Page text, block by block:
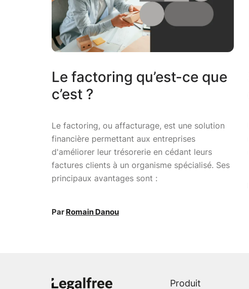
Le factoring qu’est-ce que
c’est ?
Le factoring, ou affacturage, est une solution
financière permettant aux entreprises
d'améliorer leur trésorerie en cédant leurs
factures clients à un organisme spécialisé. Ses
principaux avantages sont :
Par Romain Danou
Produit